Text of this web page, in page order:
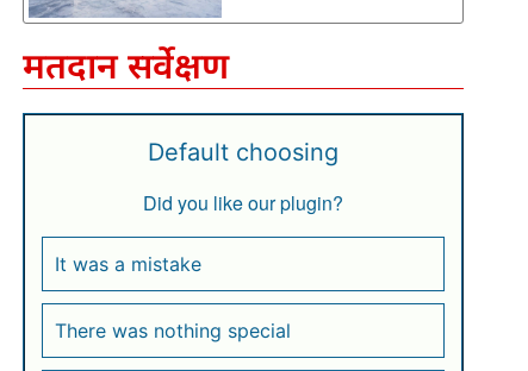
मतदान सर्वेक्षण
Default choosing
Did you like our plugin?
It was a mistake
There was nothing special